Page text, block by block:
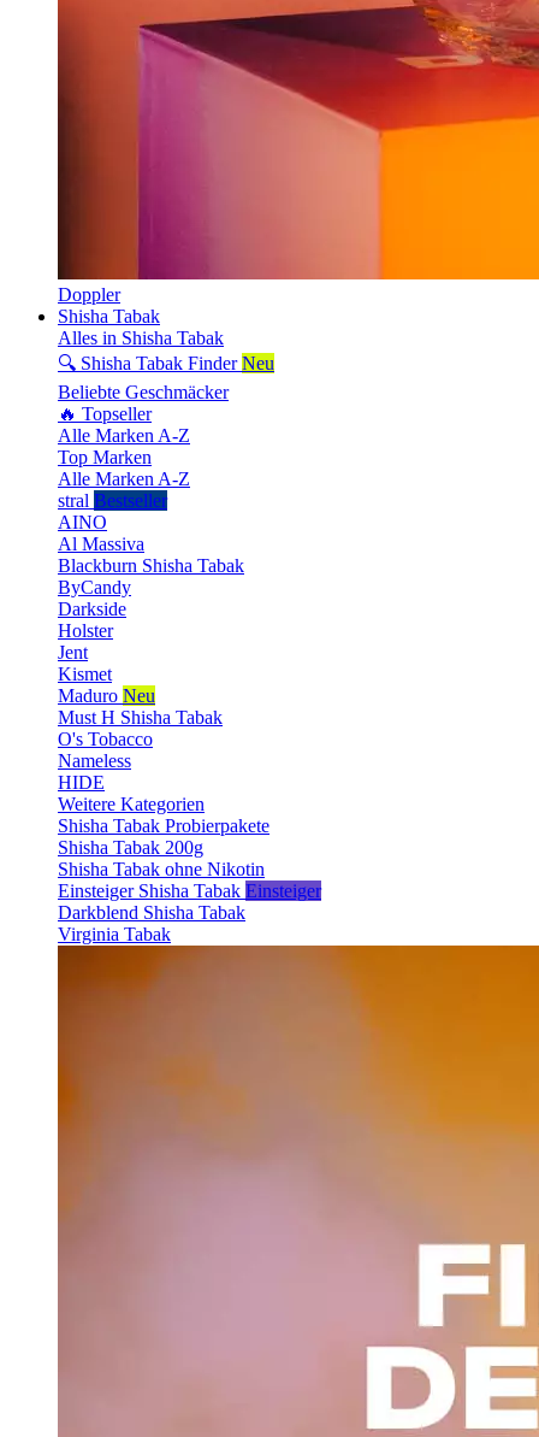
Doppler
Shisha Tabak
Alles in Shisha Tabak
🔍 Shisha Tabak Finder Neu
Beliebte Geschmäcker
🔥 Topseller
Alle Marken A-Z
Top Marken
Alle Marken A-Z
stral Bestseller
AINO
Al Massiva
Blackburn Shisha Tabak
ByCandy
Darkside
Holster
Jent
Kismet
Maduro Neu
Must H Shisha Tabak
O's Tobacco
Nameless
HIDE
Weitere Kategorien
Shisha Tabak Probierpakete
Shisha Tabak 200g
Shisha Tabak ohne Nikotin
Einsteiger Shisha Tabak Einsteiger
Darkblend Shisha Tabak
Virginia Tabak